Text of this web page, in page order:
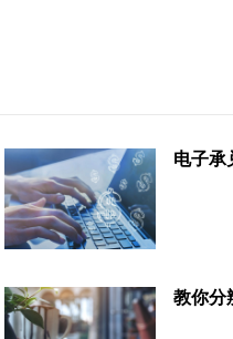
电子承
教你分